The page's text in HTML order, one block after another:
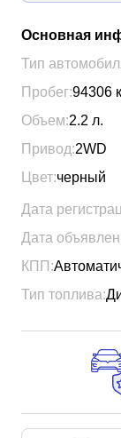
Основная
Тип
Пробег:94306
Объем:2.2 л.
Привод:2WD
Цвет:черный
Дата
Дата
КПП:
Тип топлива: